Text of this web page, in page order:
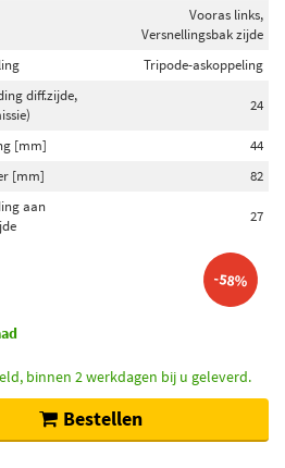
Vooras links,
Versnellingsbak zijde
Tripode-askoppeling
diff.zijde,
24
[mm]
44
[mm]
82
aan
27
-58%
binnen 2 werkdagen bij u geleverd.
Bestellen